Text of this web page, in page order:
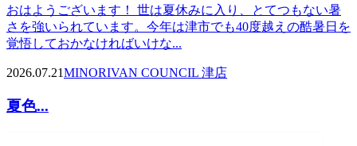
おはようございます！ 世は夏休みに入り、とてつもない暑
さを強いられています。今年は津市でも40度越えの酷暑日を
覚悟しておかなければいけな...
2026.07.21MINORIVAN COUNCIL 津店
夏色...